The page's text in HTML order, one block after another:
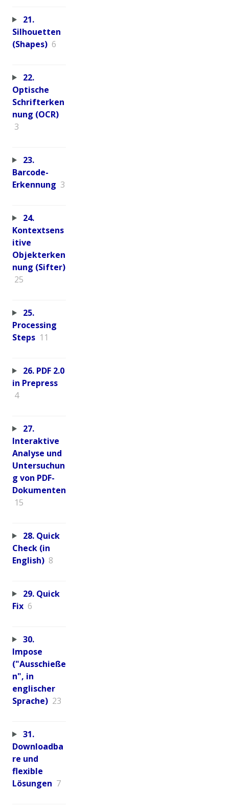
21.
Silhouetten
(Shapes) 6
22.
Optische
Schrifterken
nung (OCR)
3
23.
Barcode-
Erkennung 3
24.
Kontextsens
itive
Objekterken
nung (Sifter)
25
25.
Processing
Steps 11
26. PDF 2.0
in Prepress
4
27.
Interaktive
Analyse und
Untersuchun
g von PDF-
Dokumenten
15
28. Quick
Check (in
English) 8
29. Quick
Fix 6
30.
Impose
("Ausschieße
n", in
englischer
Sprache) 23
31.
Downloadba
re und
flexible
Lösungen 7